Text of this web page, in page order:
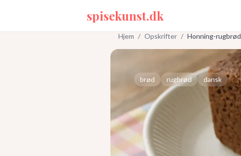
spisekunst.dk
Hjem / Opskrifter / Honning-rugbrød
brød rugbrød dansk